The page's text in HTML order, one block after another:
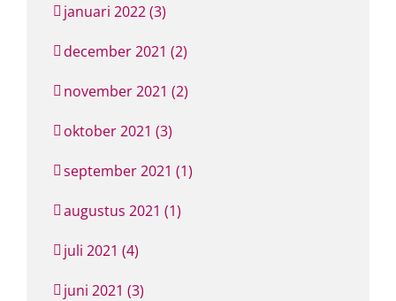
januari 2022 (3)
december 2021 (2)
november 2021 (2)
oktober 2021 (3)
september 2021 (1)
augustus 2021 (1)
juli 2021 (4)
juni 2021 (3)